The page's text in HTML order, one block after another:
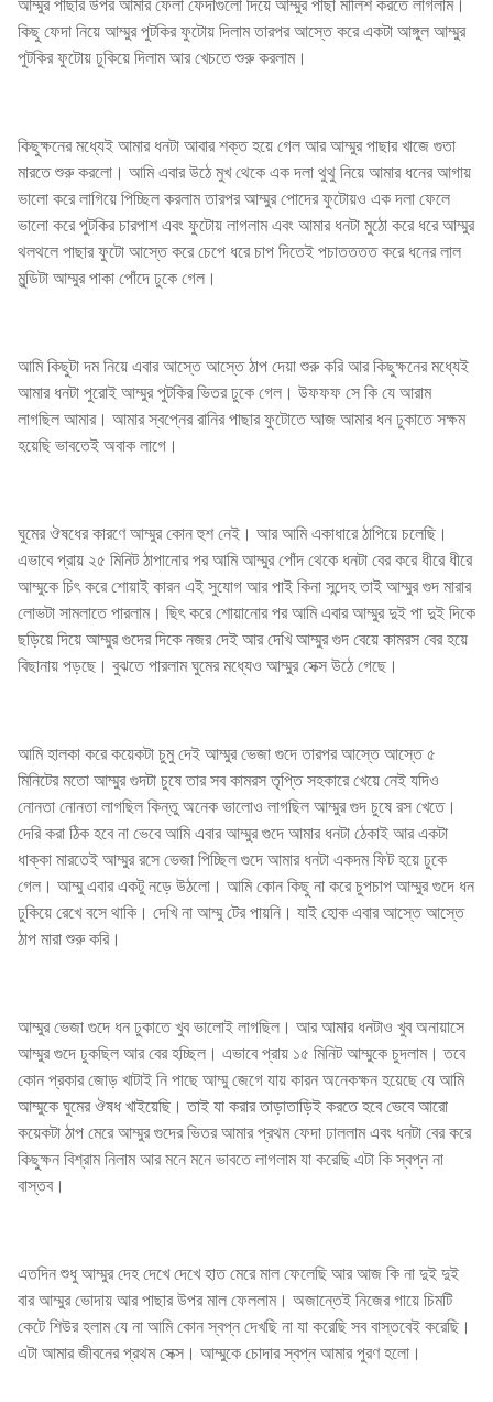
কিছু ফেদা নিয়ে আম্মুর পুটকির ফুটোয় দিলাম তারপর আস্তে করে একটা আঙ্গুল আম্মুর
পুটকির ফুটোয় ঢুকিয়ে দিলাম আর খেচতে শুরু করলাম।
কিছুক্ষনের মধ্যেই আমার ধনটা আবার শক্ত হয়ে গেল আর আম্মুর পাছার খাজে গুতা
মারতে শুরু করলো। আমি এবার উঠে মুখ থেকে এক দলা থুথু নিয়ে আমার ধনের আগায়
ভালো করে লাগিয়ে পিচ্ছিল করলাম তারপর আম্মুর পোদের ফুটোয়ও এক দলা ফেলে
ভালো করে পুটকির চারপাশ এবং ফুটোয় লাগলাম এবং আমার ধনটা মুঠো করে ধরে আম্মুর
থলথলে পাছার ফুটো আস্তে করে চেপে ধরে চাপ দিতেই পচাতততত করে ধনের লাল
মুন্ডিটা আম্মুর পাকা পোঁদে ঢুকে গেল।
আমি কিছুটা দম নিয়ে এবার আস্তে আস্তে ঠাপ দেয়া শুরু করি আর কিছুক্ষনের মধ্যেই
আমার ধনটা পুরোই আম্মুর পুটকির ভিতর ঢুকে গেল। উফফফ সে কি যে আরাম
লাগছিল আমার। আমার স্বপ্নের রানির পাছার ফুটোতে আজ আমার ধন ঢুকাতে সক্ষম
হয়েছি ভাবতেই অবাক লাগে।
ঘুমের ঔষধের কারণে আম্মুর কোন হুশ নেই। আর আমি একাধারে ঠাপিয়ে চলেছি।
এভাবে প্রায় ২৫ মিনিট ঠাপানোর পর আমি আম্মুর পোঁদ থেকে ধনটা বের করে ধীরে ধীরে
আম্মুকে চিৎ করে শোয়াই কারন এই সুযোগ আর পাই কিনা সন্দেহ তাই আম্মুর গুদ মারার
লোভটা সামলাতে পারলাম। ছিৎ করে শোয়ানোর পর আমি এবার আম্মুর দুই পা দুই দিকে
ছড়িয়ে দিয়ে আম্মুর গুদের দিকে নজর দেই আর দেখি আম্মুর গুদ বেয়ে কামরস বের হয়ে
বিছানায় পড়ছে। বুঝতে পারলাম ঘুমের মধ্যেও আম্মুর সেক্স উঠে গেছে।
আমি হালকা করে কয়েকটা চুমু দেই আম্মুর ভেজা গুদে তারপর আস্তে আস্তে ৫
মিনিটের মতো আম্মুর গুদটা চুষে তার সব কামরস তৃপ্তি সহকারে খেয়ে নেই যদিও
নোনতা নোনতা লাগছিল কিন্তু অনেক ভালোও লাগছিল আম্মুর গুদ চুষে রস খেতে।
দেরি করা ঠিক হবে না ভেবে আমি এবার আম্মুর গুদে আমার ধনটা ঠেকাই আর একটা
ধাক্কা মারতেই আম্মুর রসে ভেজা পিচ্ছিল গুদে আমার ধনটা একদম ফিট হয়ে ঢুকে
গেল। আম্মু এবার একটু নড়ে উঠলো। আমি কোন কিছু না করে চুপচাপ আম্মুর গুদে ধন
ঢুকিয়ে রেখে বসে থাকি। দেখি না আম্মু টের পায়নি। যাই হোক এবার আস্তে আস্তে
ঠাপ মারা শুরু করি।
আম্মুর ভেজা গুদে ধন ঢুকাতে খুব ভালোই লাগছিল। আর আমার ধনটাও খুব অনায়াসে
আম্মুর গুদে ঢুকছিল আর বের হচ্ছিল। এভাবে প্রায় ১৫ মিনিট আম্মুকে চুদলাম। তবে
কোন প্রকার জোড় খাটাই নি পাছে আম্মু জেগে যায় কারন অনেকক্ষন হয়েছে যে আমি
আম্মুকে ঘুমের ঔষধ খাইয়েছি। তাই যা করার তাড়াতাড়িই করতে হবে ভেবে আরো
কয়েকটা ঠাপ মেরে আম্মুর গুদের ভিতর আমার প্রথম ফেদা ঢাললাম এবং ধনটা বের করে
কিছুক্ষন বিশ্রাম নিলাম আর মনে মনে ভাবতে লাগলাম যা করেছি এটা কি স্বপ্ন না
বাস্তব।
এতদিন শুধু আম্মুর দেহ দেখে দেখে হাত মেরে মাল ফেলেছি আর আজ কি না দুই দুই
বার আম্মুর ভোদায় আর পাছার উপর মাল ফেললাম। অজান্তেই নিজের গায়ে চিমটি
কেটে শিউর হলাম যে না আমি কোন স্বপ্ন দেখছি না যা করেছি সব বাস্তবেই করেছি।
এটা আমার জীবনের প্রথম সেক্স। আম্মুকে চোদার স্বপ্ন আমার পুরণ হলো।